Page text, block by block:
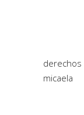
derechos
micaela